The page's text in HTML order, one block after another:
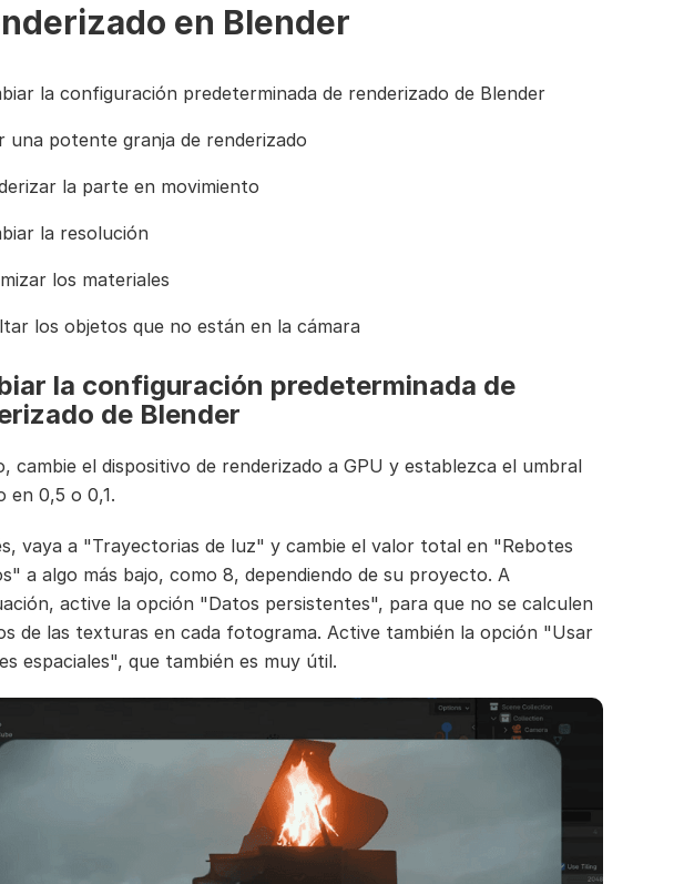
en Blender
la configuración predeterminada de renderizado de Blender
una potente granja de renderizado
la parte en movimiento
la resolución
los materiales
los objetos que no están en la cámara
la configuración predeterminada de
de Blender
cambie el dispositivo de renderizado a GPU y establezca el umbral
en 0,5 o 0,1.
vaya a "Trayectorias de luz" y cambie el valor total en "Rebotes
a algo más bajo, como 8, dependiendo de su proyecto. A
active la opción "Datos persistentes", para que no se calculen
de las texturas en cada fotograma. Active también la opción "Usar
espaciales", que también es muy útil.